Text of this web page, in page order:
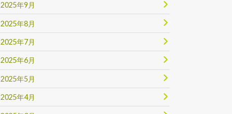
2025年9月
2025年8月
2025年7月
2025年6月
2025年5月
2025年4月